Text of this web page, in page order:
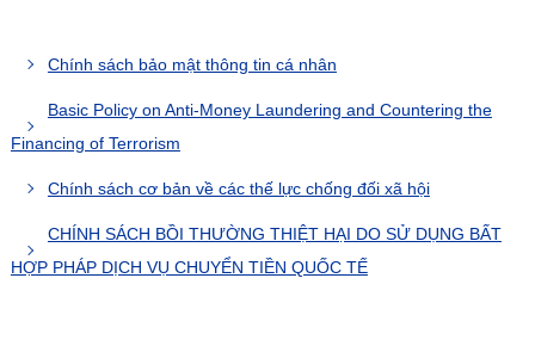
Chính sách bảo mật thông tin cá nhân
Basic Policy on Anti-Money Laundering and Countering the
Financing of Terrorism
Chính sách cơ bản về các thế lực chống đối xã hội
CHÍNH SÁCH BỒI THƯỜNG THIỆT HẠI DO SỬ DỤNG BẤT
HỢP PHÁP DỊCH VỤ CHUYỂN TIỀN QUỐC TẾ